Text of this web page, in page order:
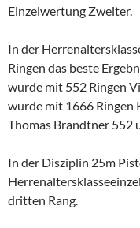
Einzelwertung Zweiter.
In der
Ringen das beste
wurde mit 552 Ringen
wurde mit 1666 Ringen
Thomas Brandtner 552
In der Disziplin 25m
dritten Rang.